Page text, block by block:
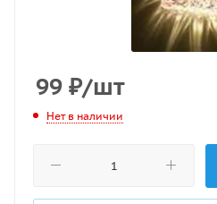
99 ₽/шт
Нет в наличии